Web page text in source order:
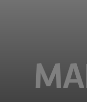
ΣΥΜΒΟΥΛΕΣ